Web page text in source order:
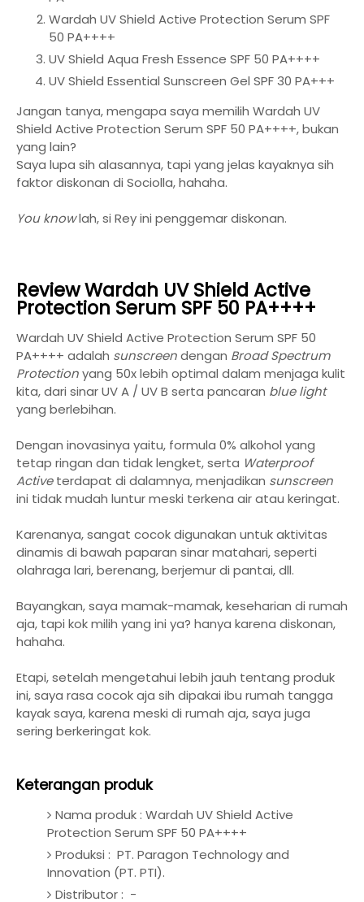
Wardah UV Shield Active Protection Serum SPF
50 PA++++
UV Shield Aqua Fresh Essence SPF 50 PA++++
UV Shield Essential Sunscreen Gel SPF 30 PA+++
Jangan tanya, mengapa saya memilih Wardah UV
Shield Active Protection Serum SPF 50 PA++++, bukan
yang lain?
Saya lupa sih alasannya, tapi yang jelas kayaknya sih
faktor diskonan di Sociolla, hahaha.
You knowlah, si Rey ini penggemar diskonan.
Review Wardah UV Shield Active
Protection Serum SPF 50 PA++++
Wardah UV Shield Active Protection Serum SPF 50
PA++++ adalah sunscreendengan Broad Spectrum
Protectionyang 50x lebih optimal dalam menjaga kulit
kita, dari sinar UV A / UV B serta pancaran blue light
yang berlebihan.
Dengan inovasinya yaitu, formula 0% alkohol yang
tetap ringan dan tidak lengket, serta Waterproof
Activeterdapat di dalamnya, menjadikan sunscreen
ini tidak mudah luntur meski terkena air atau keringat.
Karenanya, sangat cocok digunakan untuk aktivitas
dinamis di bawah paparan sinar matahari, seperti
olahraga lari, berenang, berjemur di pantai, dll.
Bayangkan, saya mamak-mamak, keseharian di rumah
aja, tapi kok milih yang ini ya? hanya karena diskonan,
hahaha.
Etapi, setelah mengetahui lebih jauh tentang produk
ini, saya rasa cocok aja sih dipakai ibu rumah tangga
kayak saya, karena meski di rumah aja, saya juga
sering berkeringat kok.
Keterangan produk
Nama produk : Wardah UV Shield Active
Protection Serum SPF 50 PA++++
Produksi : PT. Paragon Technology and
Innovation (PT. PTI).
Distributor : -